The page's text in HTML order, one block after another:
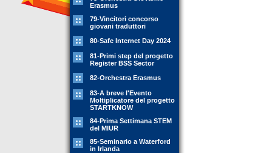
Erasmus
79-Vincitori concorso
giovani traduttori
80-Safe Internet Day 2024
81-Primi step del progetto
Register BSS Sector
82-Orchestra Erasmus
83-A breve l'Evento
Moltiplicatore del progetto
STARTKNOW
84-Prima Settimana STEM
del MIUR
85-Seminario a Waterford
in Irlanda